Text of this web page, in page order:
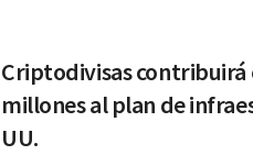
Criptodivisas contribuirá
millones al plan de
UU.